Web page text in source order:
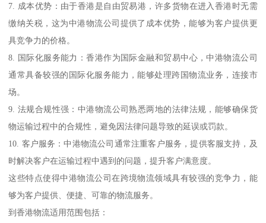
7. 成本优势：由于香港是自由贸易港，许多货物在进入香港时无需
缴纳关税，这为中港物流公司提供了成本优势，能够为客户提供更
具竞争力的价格。
8. 国际化服务能力：香港作为国际金融和贸易中心，中港物流公司
通常具备较强的国际化服务能力，能够处理跨国物流业务，连接市
场。
9. 法规合规性强：中港物流公司熟悉两地的法律法规，能够确保货
物运输过程中的合规性，避免因法律问题导致的延误或罚款。
10. 客户服务：中港物流公司通常注重客户服务，提供客服支持，及
时解决客户在运输过程中遇到的问题，提升客户满意度。
这些特点使得中港物流公司在跨境物流领域具有较强的竞争力，能
够为客户提供、便捷、可靠的物流服务。
到香港物流适用范围包括：